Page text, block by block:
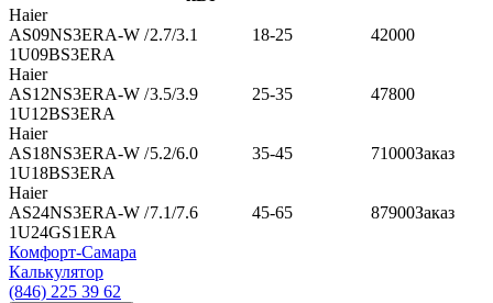
Haier
AS09NS3ERA-W /
1U09BS3ERA
2.7/3.1 18-25 42000
Haier
AS12NS3ERA-W /
1U12BS3ERA
3.5/3.9 25-35 47800
Haier
AS18NS3ERA-W /
1U18BS3ERA
5.2/6.0 35-45 71000Заказ
Haier
AS24NS3ERA-W /
1U24GS1ERA
7.1/7.6 45-65 87900Заказ
Комфорт-Самара
Калькулятор
(846) 225 39 62